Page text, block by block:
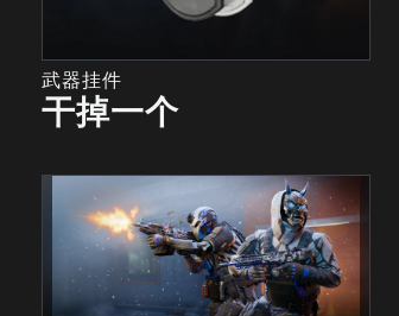
武器挂件
干掉一个